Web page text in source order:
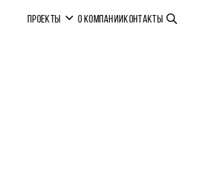
ПРОЕКТЫ О КОМПАНИИКОНТАКТЫ